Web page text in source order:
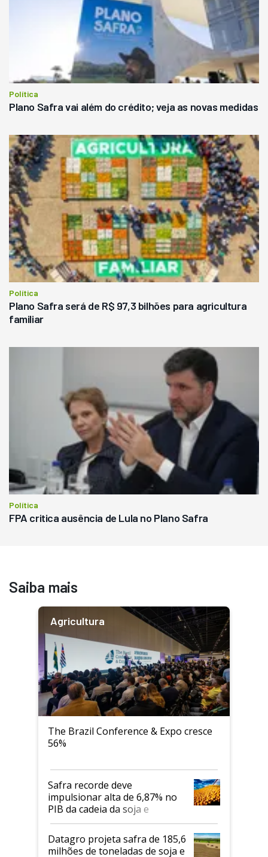
Política
Plano Safra vai além do crédito; veja as novas medidas
Política
Plano Safra será de R$ 97,3 bilhões para agricultura
familiar
Política
FPA critica ausência de Lula no Plano Safra
Saiba mais
Agricultura
The Brazil Conference & Expo cresce
56%
Safra recorde deve
impulsionar alta de 6,87% no
PIB da cadeia da soja e
biodiesel em 2026
Datagro projeta safra de 185,6
milhões de toneladas de soja e